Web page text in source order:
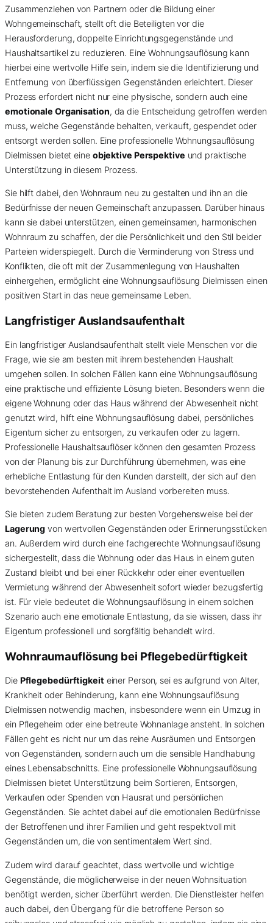
Zusammenziehen von Partnern oder die Bildung einer
Wohngemeinschaft, stellt oft die Beteiligten vor die
Herausforderung, doppelte Einrichtungsgegenstände und
Haushaltsartikel zu reduzieren. Eine Wohnungsauflösung kann
hierbei eine wertvolle Hilfe sein, indem sie die Identifizierung und
Entfernung von überflüssigen Gegenständen erleichtert. Dieser
Prozess erfordert nicht nur eine physische, sondern auch eine
emotionale Organisation, da die Entscheidung getroffen werden
muss, welche Gegenstände behalten, verkauft, gespendet oder
entsorgt werden sollen. Eine professionelle Wohnungsauflösung
Dielmissen bietet eine objektive Perspektive und praktische
Unterstützung in diesem Prozess.
Sie hilft dabei, den Wohnraum neu zu gestalten und ihn an die
Bedürfnisse der neuen Gemeinschaft anzupassen. Darüber hinaus
kann sie dabei unterstützen, einen gemeinsamen, harmonischen
Wohnraum zu schaffen, der die Persönlichkeit und den Stil beider
Parteien widerspiegelt. Durch die Verminderung von Stress und
Konflikten, die oft mit der Zusammenlegung von Haushalten
einhergehen, ermöglicht eine Wohnungsauflösung Dielmissen einen
positiven Start in das neue gemeinsame Leben.
Langfristiger Auslandsaufenthalt
Ein langfristiger Auslandsaufenthalt stellt viele Menschen vor die
Frage, wie sie am besten mit ihrem bestehenden Haushalt
umgehen sollen. In solchen Fällen kann eine Wohnungsauflösung
eine praktische und effiziente Lösung bieten. Besonders wenn die
eigene Wohnung oder das Haus während der Abwesenheit nicht
genutzt wird, hilft eine Wohnungsauflösung dabei, persönliches
Eigentum sicher zu entsorgen, zu verkaufen oder zu lagern.
Professionelle Haushaltsauflöser können den gesamten Prozess
von der Planung bis zur Durchführung übernehmen, was eine
erhebliche Entlastung für den Kunden darstellt, der sich auf den
bevorstehenden Aufenthalt im Ausland vorbereiten muss.
Sie bieten zudem Beratung zur besten Vorgehensweise bei der
Lagerung von wertvollen Gegenständen oder Erinnerungsstücken
an. Außerdem wird durch eine fachgerechte Wohnungsauflösung
sichergestellt, dass die Wohnung oder das Haus in einem guten
Zustand bleibt und bei einer Rückkehr oder einer eventuellen
Vermietung während der Abwesenheit sofort wieder bezugsfertig
ist. Für viele bedeutet die Wohnungsauflösung in einem solchen
Szenario auch eine emotionale Entlastung, da sie wissen, dass ihr
Eigentum professionell und sorgfältig behandelt wird.
Wohnraumauflösung bei Pflegebedürftigkeit
Die Pflegebedürftigkeit einer Person, sei es aufgrund von Alter,
Krankheit oder Behinderung, kann eine Wohnungsauflösung
Dielmissen notwendig machen, insbesondere wenn ein Umzug in
ein Pflegeheim oder eine betreute Wohnanlage ansteht. In solchen
Fällen geht es nicht nur um das reine Ausräumen und Entsorgen
von Gegenständen, sondern auch um die sensible Handhabung
eines Lebensabschnitts. Eine professionelle Wohnungsauflösung
Dielmissen bietet Unterstützung beim Sortieren, Entsorgen,
Verkaufen oder Spenden von Hausrat und persönlichen
Gegenständen. Sie achtet dabei auf die emotionalen Bedürfnisse
der Betroffenen und ihrer Familien und geht respektvoll mit
Gegenständen um, die von sentimentalem Wert sind.
Zudem wird darauf geachtet, dass wertvolle und wichtige
Gegenstände, die möglicherweise in der neuen Wohnsituation
benötigt werden, sicher überführt werden. Die Dienstleister helfen
auch dabei, den Übergang für die betroffene Person so